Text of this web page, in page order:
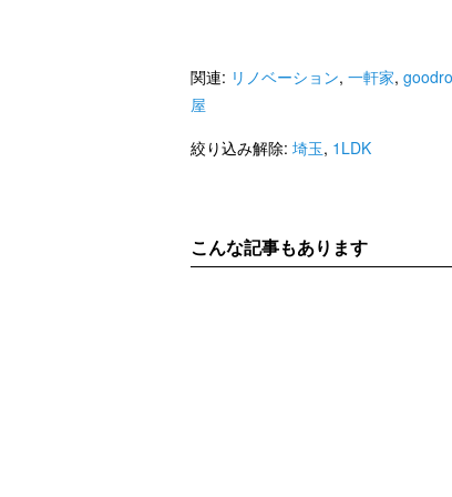
関連: リノベーション, 一軒家,
屋
絞り込み解除: 埼玉, 1LDK
こんな記事もあります